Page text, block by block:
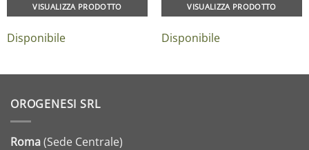
VISUALIZZA PRODOTTO
Disponibile
VISUALIZZA PRODOTTO
Disponibile
OROGENESI SRL
Roma(Sede Centrale)